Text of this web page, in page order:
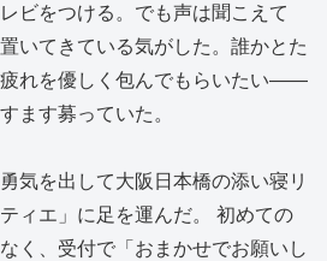
ビをつける。でも声は聞こえて
いてきている気がした。誰かとた
れを優しく包んでもらいたい——
ます募っていた。
気を出して大阪日本橋の添い寝リ
ィエ」に足を運んだ。 初めての
く、受付で「おまかせでお願いし